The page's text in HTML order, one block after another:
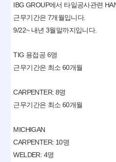
IBG GROUP에서 타일공사관련
근무기간은 7개월입니다.
9/22~ 내년 3월말까지입니다.
TIG 용접공 6명
근무기간은 최소 60개월
CARPENTER: 8명
근무기간은 최소 60개월
MICHIGAN
CARPENTER: 10명
WELDER: 4명